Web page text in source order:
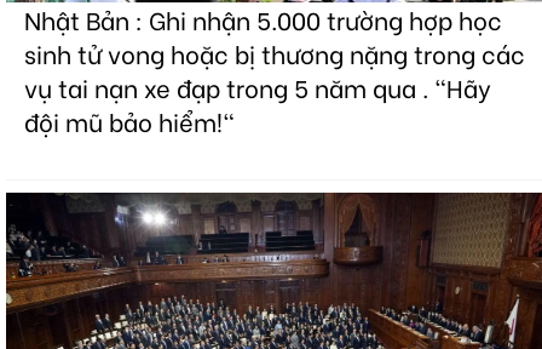
Nhật Bản : Ghi nhận 5.000 trường hợp học
sinh tử vong hoặc bị thương nặng trong các
vụ tai nạn xe đạp trong 5 năm qua . "Hãy
đội mũ bảo hiểm!"